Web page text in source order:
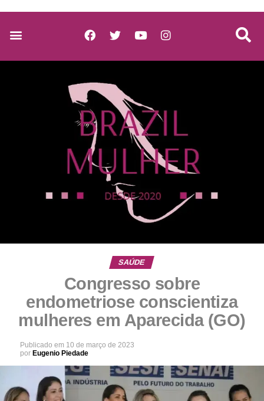
SAÚDE
Congresso sobre
endometriose conscientiza
mulheres em Aparecida (GO)
Publicado em 10 de março de 2023
por Eugenio Piedade